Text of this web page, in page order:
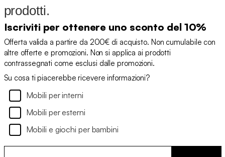
prodotti.
Iscriviti per ottenere uno sconto del 10%
Offerta valida a partire da 200€ di acquisto. Non cumulabile con
altre offerte e promozioni. Non si applica ai prodotti
contrassegnati come esclusi dalle promozioni.
Su cosa ti piacerebbe ricevere informazioni?
Mobili per interni
Mobili per esterni
Mobili e giochi per bambini